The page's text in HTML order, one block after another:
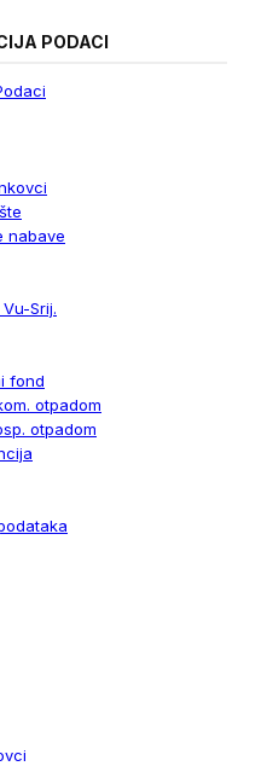
PODACI
nabave
Srij.
fond
otpadom
otpadom